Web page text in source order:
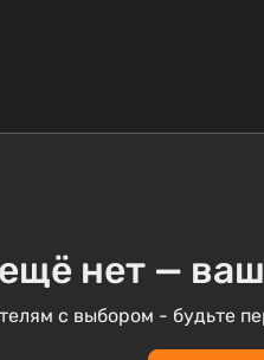
нет —
с выбором - будьте